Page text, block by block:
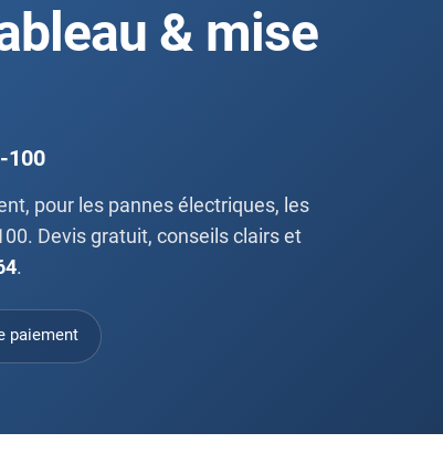
& mise
100
pour les pannes électriques, les
Devis gratuit, conseils clairs et
.
paiement